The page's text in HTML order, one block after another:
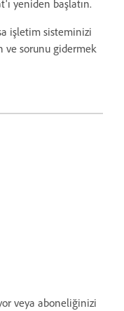
yeniden başlatın.
işletim sisteminizi
ve sorunu gidermek
veya aboneliğinizi